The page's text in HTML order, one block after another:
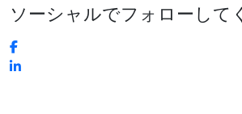
ソーシャルでフォローして